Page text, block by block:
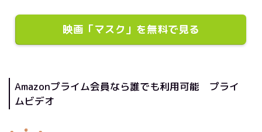
映画「マスク」を無料で見る
Amazonプライム会員なら誰でも利用可能 プライ
ムビデオ